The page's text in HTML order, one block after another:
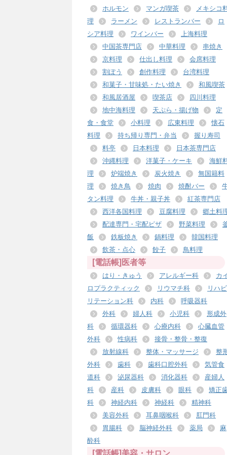
ホルモン
マンガ喫茶
メキシコ
理
ラーメン レストランバー
ロ
シア料理
ワインバー
上海料理
中国茶専門店
中華料理
串焼き
京料理
仕出し料理
会席料理
割ぽう
創作料理
台湾料理
和菓子・甘味処・たい焼き
和風喫茶
和風居酒屋
喫茶店
四川料理
地中海料理
天ぷら・揚げ物
定
食・食堂
小料理 広東料理
懐石
料理
持ち帰り専門・弁当
握り寿司
料亭
日本料理
日本茶専門店
沖縄料理
洋菓子・ケーキ
海鮮
理
炉端焼き 炭火焼き
無国籍料
理
焼き鳥 焼肉 焼酎バー
タン料理
牛丼・親子丼
紅茶専門店
西洋各国料理
豆腐料理
郷土料
配達専門・宅配ピザ
野菜料理
飯
鉄板焼き 鍋料理
韓国料理
飲茶・点心
餃子 鳥料理
[電話帳]医者等
はり・きゅう アレルギー科
カ
ロプラクティック
リウマチ科
リハビ
リテーション科
内科
呼吸器科
外科
婦人科 小児科
形成外
科
循環器科 心療内科
心臓血管
外科
性病科
接骨・整骨・整復
放射線科
整体・マッサージ
整
外科
歯科 歯科口腔外科
気管食
道科
泌尿器科 消化器科
産婦人
科
産科 皮膚科 眼科
矯正
科
神経内科 神経科
精神科
美容外科
耳鼻咽喉科
肛門科
胃腸科
脳神経外科 薬局
麻
酔科